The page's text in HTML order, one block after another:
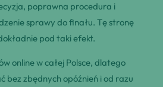
poprawna procedura i
sprawy do finału. Tę stronę
pod taki efekt.
online w całej Polsce, dlatego
bez zbędnych opóźnień i od razu